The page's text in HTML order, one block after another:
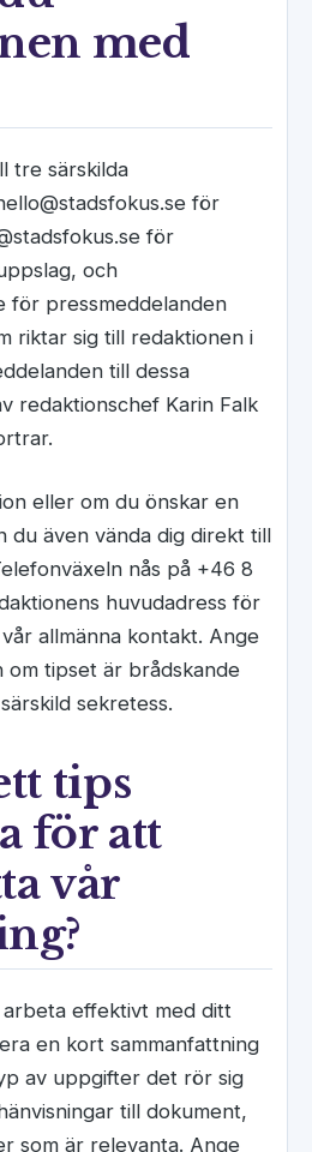
med
tre särskilda
för
för
och
för pressmeddelanden
riktar sig till redaktionen i
till dessa
redaktionschef Karin Falk
eller om du önskar en
du även vända dig direkt till
nås på +46 8
huvudadress för
allmänna kontakt. Ange
om tipset är brådskande
sekretess.
tips
för att
vår
effektivt med ditt
en kort sammanfattning
av uppgifter det rör sig
till dokument,
som är relevanta. Ange